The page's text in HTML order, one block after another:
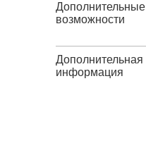
Дополнительные
возможности
Дополнительная
информация